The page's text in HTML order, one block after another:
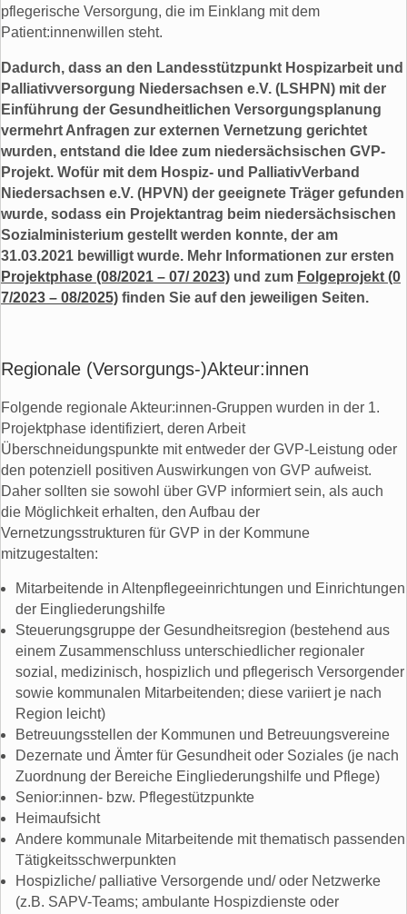
pflegerische Versorgung, die im Einklang mit dem
Patient:innenwillen steht.
Dadurch, dass an den Landesstützpunkt Hospizarbeit und
Palliativversorgung Niedersachsen e.V. (LSHPN) mit der
Einführung der Gesundheitlichen Versorgungsplanung
vermehrt Anfragen zur externen Vernetzung gerichtet
wurden, entstand die Idee zum niedersächsischen GVP-
Projekt. Wofür mit dem Hospiz- und PalliativVerband
Niedersachsen e.V. (HPVN) der geeignete Träger gefunden
wurde, sodass ein Projektantrag beim niedersächsischen
Sozialministerium gestellt werden konnte, der am
31.03.2021 bewilligt wurde. Mehr Informationen zur ersten
Projektphase (08/2021 – 07/ 2023) und zum Folgeprojekt (0
7/2023 – 08/2025) finden Sie auf den jeweiligen Seiten.
Regionale (Versorgungs-)Akteur:innen
Folgende regionale Akteur:innen-Gruppen wurden in der 1.
Projektphase identifiziert, deren Arbeit
Überschneidungspunkte mit entweder der GVP-Leistung oder
den potenziell positiven Auswirkungen von GVP aufweist.
Daher sollten sie sowohl über GVP informiert sein, als auch
die Möglichkeit erhalten, den Aufbau der
Vernetzungsstrukturen für GVP in der Kommune
mitzugestalten:
Mitarbeitende in Altenpflegeeinrichtungen und Einrichtungen
der Eingliederungshilfe
Steuerungsgruppe der Gesundheitsregion (bestehend aus
einem Zusammenschluss unterschiedlicher regionaler
sozial, medizinisch, hospizlich und pflegerisch Versorgender
sowie kommunalen Mitarbeitenden; diese variiert je nach
Region leicht)
Betreuungsstellen der Kommunen und Betreuungsvereine
Dezernate und Ämter für Gesundheit oder Soziales (je nach
Zuordnung der Bereiche Eingliederungshilfe und Pflege)
Senior:innen- bzw. Pflegestützpunkte
Heimaufsicht
Andere kommunale Mitarbeitende mit thematisch passenden
Tätigkeitsschwerpunkten
Hospizliche/ palliative Versorgende und/ oder Netzwerke
(z.B. SAPV-Teams; ambulante Hospizdienste oder